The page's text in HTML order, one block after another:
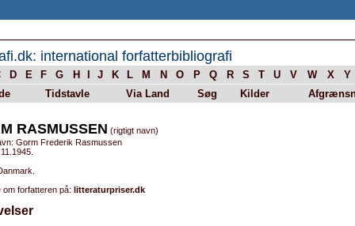
international forfatterbibliografi
D E F G H J K L M N O P Q R S T U V W X
Y
Tidstavle Via Land Søg Kilder
RASMUSSEN (rigtigt navn)
Gorm Frederik Rasmussen
om forfatteren på: litteraturpriser.dk